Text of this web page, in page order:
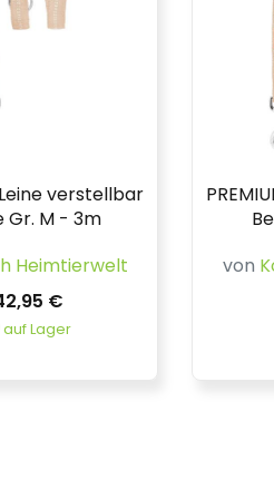
Leine verstellbar
Gr. M - 3m
Heimtierwelt
€
auf Lager
von